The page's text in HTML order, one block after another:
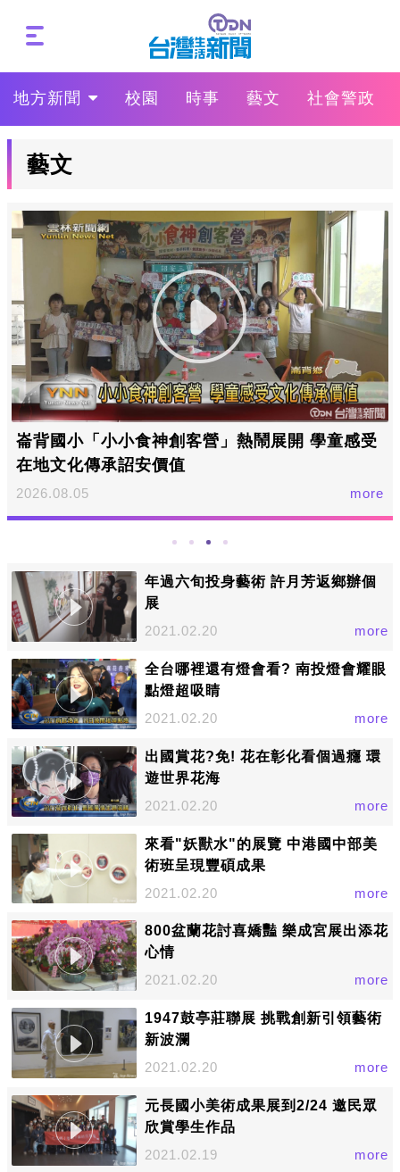
地方新聞 校園 時事 藝文 社會警政
藝文
崙背國小「小小食神創客營」熱鬧展開 學童感受
在地文化傳承詔安價值
2026.08.05 more
年過六旬投身藝術 許月芳返鄉辦個
展
2021.02.20
more
全台哪裡還有燈會看? 南投燈會耀眼
點燈超吸睛
2021.02.20
more
出國賞花?免! 花在彰化看個過癮 環
遊世界花海
2021.02.20
more
來看"妖獸水"的展覽 中港國中部美
術班呈現豐碩成果
2021.02.20
more
800盆蘭花討喜嬌豔 樂成宮展出添花
心情
2021.02.20
more
1947鼓亭莊聯展 挑戰創新引領藝術
新波瀾
2021.02.20
more
元長國小美術成果展到2/24 邀民眾
欣賞學生作品
2021.02.19
more